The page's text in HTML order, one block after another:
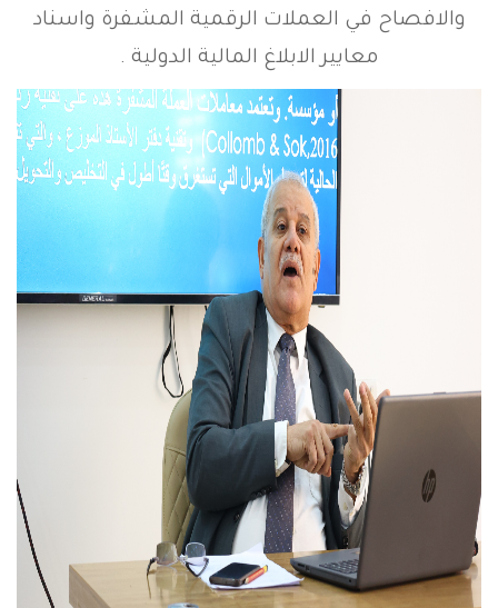
والافصاح في العملات الرقمية المشفرة واسناد
معايير الابلاغ المالية الدولية .